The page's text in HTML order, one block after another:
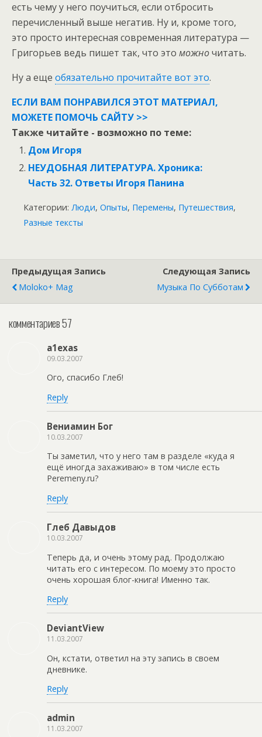
есть чему у него поучиться, если отбросить
перечисленный выше негатив. Ну и, кроме того,
это просто интересная современная литература —
Григорьев ведь пишет так, что это можночитать.
Ну а еще обязательно прочитайте вот это.
ЕСЛИ ВАМ ПОНРАВИЛСЯ ЭТОТ МАТЕРИАЛ,
МОЖЕТЕ ПОМОЧЬ САЙТУ >>
Также читайте - возможно по теме:
Дом Игоря
НЕУДОБНАЯ ЛИТЕРАТУРА. Хроника:
Часть 32. Ответы Игоря Панина
Категории: Люди, Опыты, Перемены, Путешествия,
Разные тексты
Предыдущая Запись
Moloko+ Mag
Следующая Запись
Музыка По Субботам
комментариев 57
a1exas
09.03.2007
Ого, спасибо Глеб!
Reply
Вениамин Бог
10.03.2007
Ты заметил, что у него там в разделе «куда я
ещё иногда захаживаю» в том числе есть
Peremeny.ru?
Reply
Глеб Давыдов
10.03.2007
Теперь да, и очень этому рад. Продолжаю
читать его с интересом. По моему это просто
очень хорошая блог-книга! Именно так.
Reply
DeviantView
11.03.2007
Он, кстати, ответил на эту запись в своем
дневнике.
Reply
admin
11.03.2007